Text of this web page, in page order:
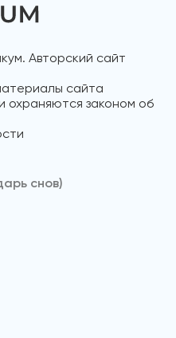
Авторский сайт
сайта
охраняются законом об
снов)